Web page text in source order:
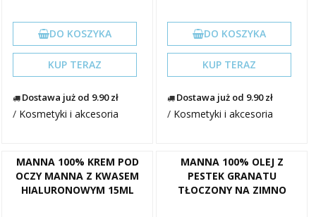
DO KOSZYKA
KUP TERAZ
Dostawa już od 9.90 zł
/ Kosmetyki i akcesoria
DO KOSZYKA
KUP TERAZ
Dostawa już od 9.90 zł
/ Kosmetyki i akcesoria
MANNA 100% KREM POD
OCZY MANNA Z KWASEM
HIALURONOWYM 15ML
MANNA 100% OLEJ Z
PESTEK GRANATU
TŁOCZONY NA ZIMNO